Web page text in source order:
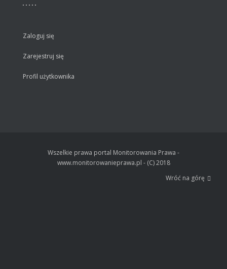
Zaloguj się
Zarejestruj się
Profil użytkownika
Wszelkie prawa portal Monitorowania Prawa -
www.monitorowanieprawa.pl - (C) 2018
Wróć na górę